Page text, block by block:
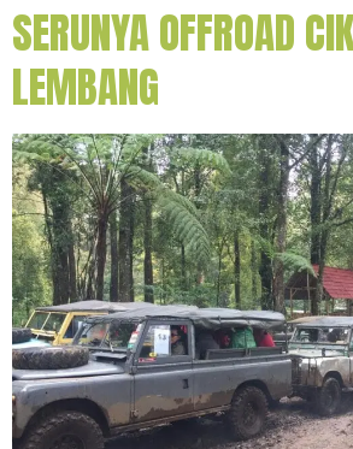
SERUNYA OFFROAD
LEMBANG